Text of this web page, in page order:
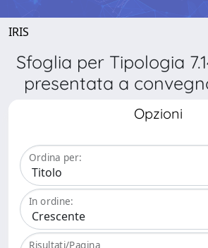
IRIS
Sfoglia per Tipologia
presentata a
Opzioni
Ordina per:
In ordine:
Risultati/Pagina